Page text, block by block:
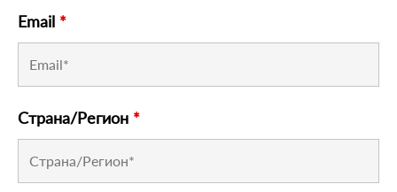
Email *
Страна/Регион *